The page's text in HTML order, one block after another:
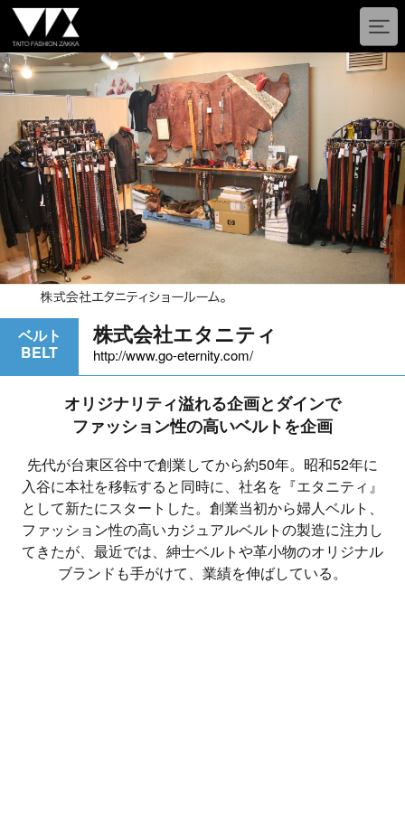
ベルト
BELT
株式会社エタニティ
http://www.go-eternity.com/
オリジナリティ溢れる企画とダインで
ファッション性の高いベルトを企画
先代が台東区谷中で創業してから約50年。昭和52年に
入谷に本社を移転すると同時に、社名を『エタニティ』
として新たにスタートした。創業当初から婦人ベルト、
ファッション性の高いカジュアルベルトの製造に注力し
てきたが、最近では、紳士ベルトや革小物のオリジナル
ブランドも手がけて、業績を伸ばしている。